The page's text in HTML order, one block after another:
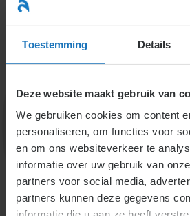
Toestemming Details
Deze website maakt gebruik van
We gebruiken cookies om content
personaliseren, om functies voor
en om ons websiteverkeer te
informatie over uw gebruik van
partners voor social media,
partners kunnen deze gegevens
naar
inhoud
Concurrentiebeding
Een concurrentiebeding is een